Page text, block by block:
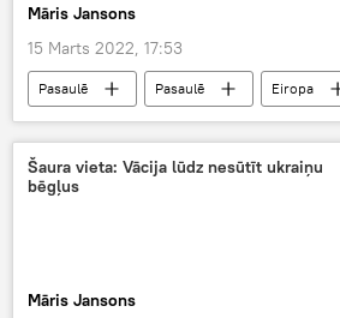
Māris Jansons
15 Marts 2022, 17:53
Pasaulē Pasaulē
Eiropa
deficīts
cenas
prognoze
produkti
pārtika tirdzniecība
Šaura vieta: Vācija lūdz nesūtīt ukraiņu
bēgļus
Māris Jansons